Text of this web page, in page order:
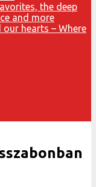
the deep
and more
hearts – Where